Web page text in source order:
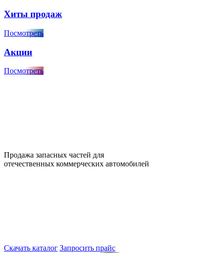
Хиты продаж
Посмотреть
Акции
Посмотреть
Продажа запасных частей для
отечественных коммерческих автомобилей
Скачать каталог Запросить прайс